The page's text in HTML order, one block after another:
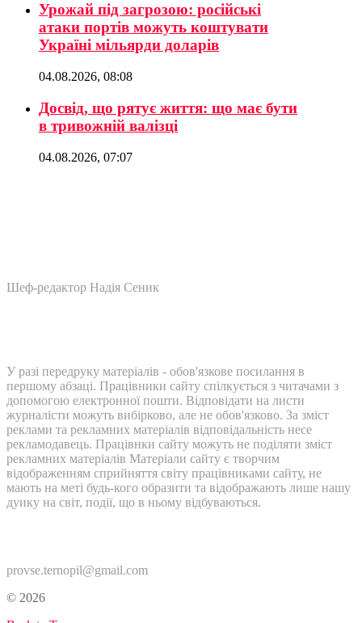
Урожай під загрозою: російські
атаки портів можуть коштувати
Україні мільярди доларів
04.08.2026, 08:08
Досвід, що рятує життя: що має бути
в тривожній валізці
04.08.2026, 07:07
Шеф-редактор Надія Сеник
У разі передруку матеріалів - обов'язкове посилання в
першому абзаці. Працівники сайту спілкується з читачами з
допомогою електронної пошти. Відповідати на листи
журналісти можуть вибірково, але не обов'язково. За зміст
реклами та рекламних матеріалів відповідальність несе
рекламодавець. Працівнки сайту можуть не поділяти зміст
рекламних матеріалів Матеріали сайту є творчим
відображенням сприйняття світу працівниками сайту, не
мають на меті будь-кого образити та відображають лише нашу
дуику на світ, події, що в ньому відбуваються.
provse.ternopil@gmail.com
© 2026